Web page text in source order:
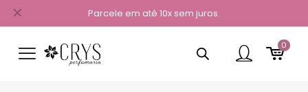
Parcele em até 10x sem juros.
✕
0